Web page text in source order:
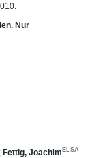
Nur
; Fettig, Joachim ELSA